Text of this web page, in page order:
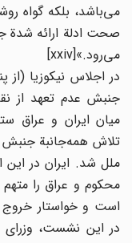
می‌باشد، بلکه گواه
صحت ادلة ارائه شدة
می‌رود.»[xxiv]
جنبش عدم تعهد از
میان ایران و عراق
تلاش همه‌جانبة جنبش
ملل شد. ایران در این
محکوم و عراق را متهم
است و خواستار خروج
در این نشست، وزرای